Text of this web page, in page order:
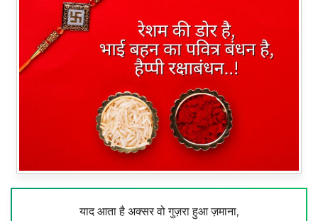
याद आता है अक्सर वो गुज़रा हुआ ज़माना,